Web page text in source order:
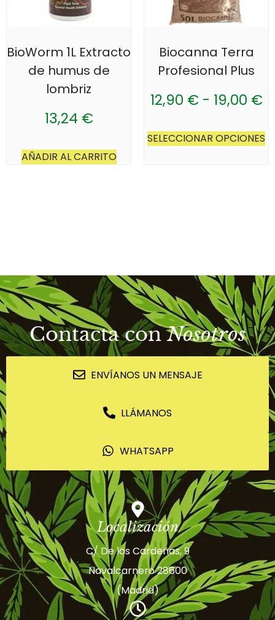
BioWorm 1L Extracto
de humus de
lombriz
13,24 €
AÑADIR AL CARRITO
Biocanna Terra
Profesional Plus
12,90 € - 19,00 €
SELECCIONAR OPCIONES
Contacta conNosotros
ENVÍANOS UN MENSAJE
LLÁMANOS
WHATSAPP
Localización
C/ De los Cardeñas, 9
Navalcarnero 28600
(Madrid)